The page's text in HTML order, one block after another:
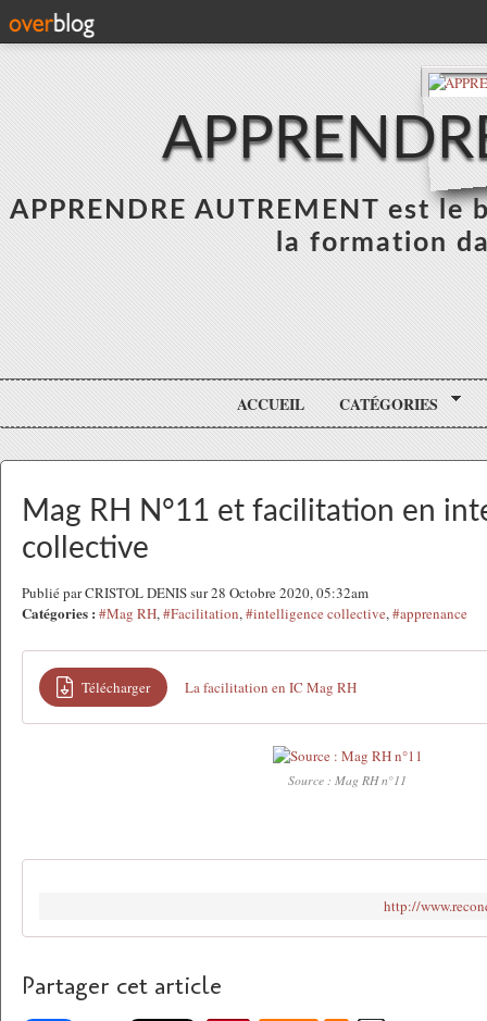
APPRENDRE AUTREMENT est
la formation
ACCUEIL CATÉGORIES
Mag RH N°11 et facilitation en
collective
Publié par CRISTOL DENIS sur 28 Octobre 2020, 05:32am
Catégories : #Mag RH,#Facilitation,#intelligence collective,#apprenance
Télécharger La facilitation en IC Mag RH
Source : Mag RH n°11
http://
Partager cet article